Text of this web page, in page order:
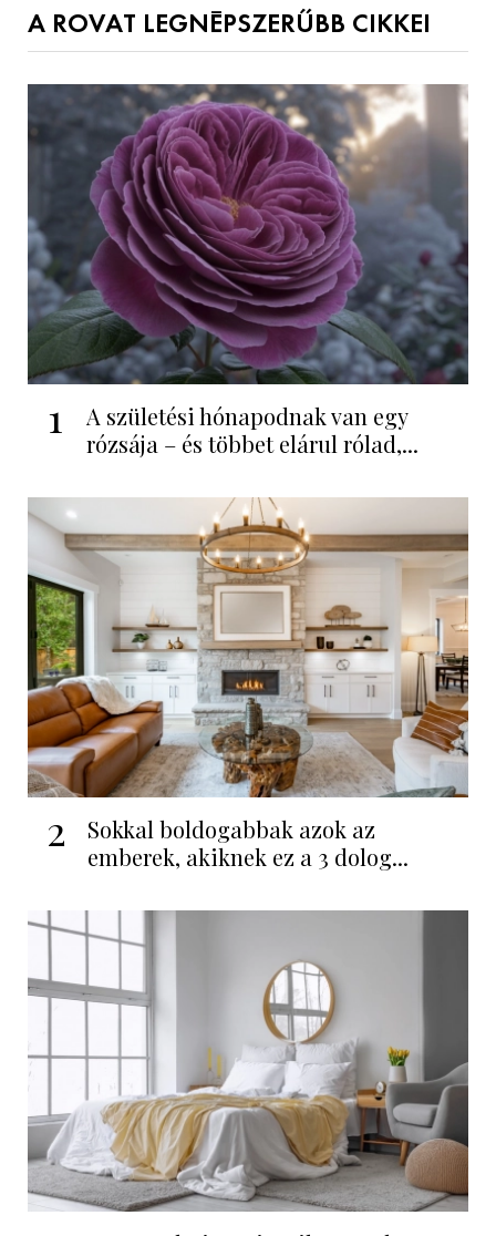
A ROVAT LEGNÉPSZERŰBB CIKKEI
1
A születési hónapodnak van egy
rózsája – és többet elárul rólad,...
2
Sokkal boldogabbak azok az
emberek, akiknek ez a 3 dolog...